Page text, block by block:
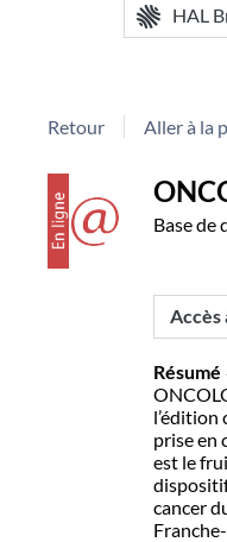
HAL
Retour Aller à la
Détail
document
Base de
Accès
Résumé
l’édition
prise en
est le
cancer